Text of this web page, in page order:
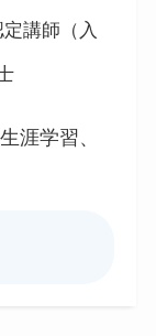
講師（入
涯学習、